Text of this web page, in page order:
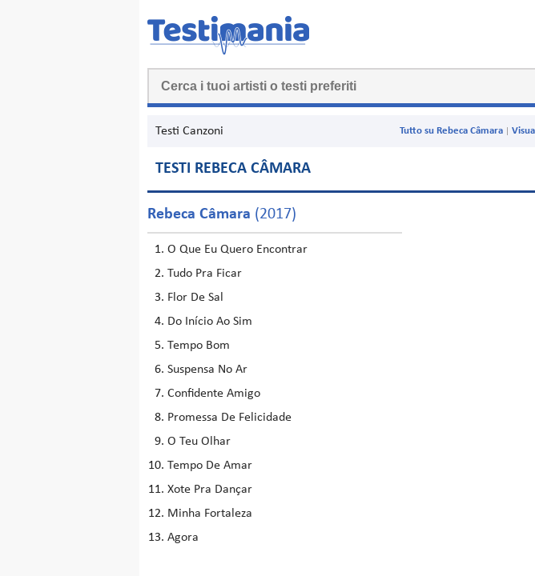
Testi Canzoni Tutto su Rebeca Câmara
TESTI REBECA CÂMARA
Rebeca Câmara (2017)
O Que Eu Quero Encontrar
Tudo Pra Ficar
Flor De Sal
Do Início Ao Sim
Tempo Bom
Suspensa No Ar
Confidente Amigo
Promessa De Felicidade
O Teu Olhar
Tempo De Amar
Xote Pra Dançar
Minha Fortaleza
Agora